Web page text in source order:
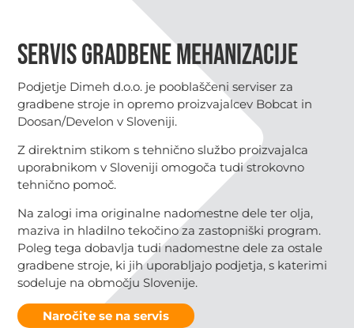
Servis gradbene mehanizacije
Podjetje Dimeh d.o.o. je pooblaščeni serviser za
gradbene stroje in opremo proizvajalcev Bobcat in
Doosan/Develon v Sloveniji.
Z direktnim stikom s tehnično službo proizvajalca
uporabnikom v Sloveniji omogoča tudi strokovno
tehnično pomoč.
Na zalogi ima originalne nadomestne dele ter olja,
maziva in hladilno tekočino za zastopniški program.
Poleg tega dobavlja tudi nadomestne dele za ostale
gradbene stroje, ki jih uporabljajo podjetja, s katerimi
sodeluje na območju Slovenije.
Naročite se na servis